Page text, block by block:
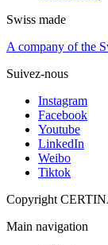
Swiss made
A company of the
Suivez-nous
Instagram
Facebook
Youtube
LinkedIn
Weibo
Tiktok
Copyright
Main navigation